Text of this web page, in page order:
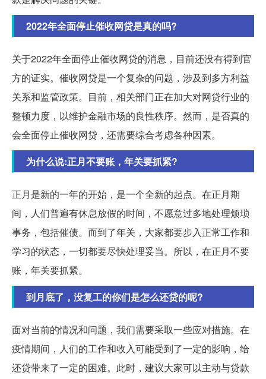
2022年全面停止催收网贷是真的吗?
关于2022年全面停止催收网贷的消息，目前还没有得到官
方的证实。催收网贷是一个复杂的问题，涉及到多方利益
关系和监管政策。目前，相关部门正在加大对网贷行业的
整顿力度，以维护金融市场的良性秩序。然而，是否真的
会全面停止催收网贷，还需要综合考虑各种因素。
为什么说:正月不要账，年关要抓紧?
正月是新的一年的开始，是一个全新的起点。在正月期
间，人们普遍有休息放假的时间，不愿意过多地处理烦琐
事务，包括催债。而到了年关，大家都要步入正常工作和
学习的状态，一切都要尽快处理妥当。所以，在正月不要
账，年关要抓紧。
到月底了，没复工的你们是怎么还贷的呢?
面对当前的情况和问题，我们需要采取一些应对措施。在
疫情期间，人们的工作和收入可能受到了一定的影响，给
还贷带来了一定的困难。此时，建议大家可以主动与贷款